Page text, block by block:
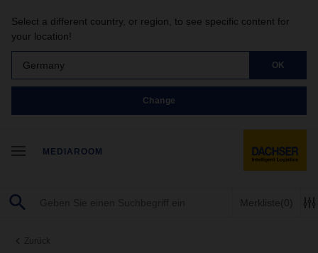
Select a different country, or region, to see specific content for
your location!
Germany OK
Change
MEDIAROOM
Merkliste(0)
Zurück